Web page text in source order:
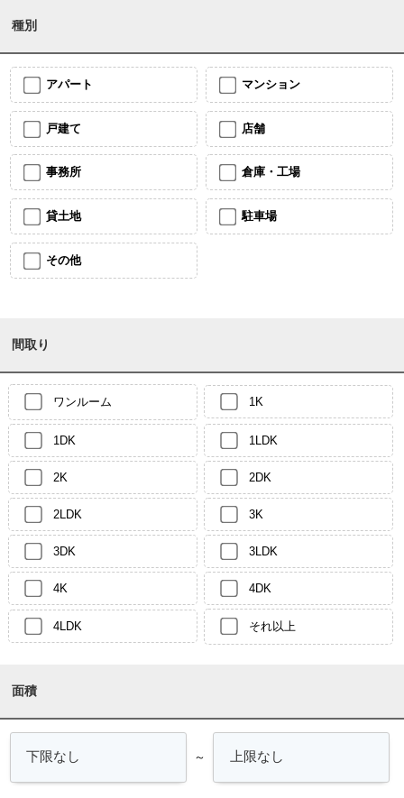
種別
アパート マンション
戸建て 店舗
事務所 倉庫・工場
貸土地 駐車場
その他
間取り
ワンルーム 1K
1DK 1LDK
2K 2DK
2LDK 3K
3DK 3LDK
4K 4DK
4LDK それ以上
面積
～